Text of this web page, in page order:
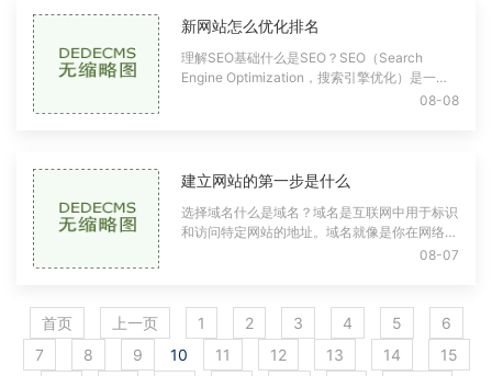
新网站怎么优化排名
理解SEO基础什么是SEO？SEO（Search
Engine Optimization，搜索引擎优化）是一种
通过改善网站在搜索引擎结果页（SERP）中排
08-08
建立网站的第一步是什么
选择域名什么是域名？域名是互联网中用于标识
和访问特定网站的地址。域名就像是你在网络上
的门牌号，它由一系列字母、数字和符号组成，
08-07
首页 上一页 1 2 3 4 5
6
7
8 9 10 11 12 13 14
15